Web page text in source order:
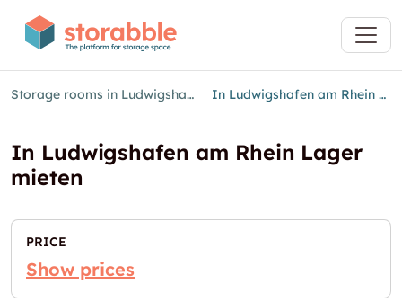
Storage rooms in Ludwigshafen am Rhein In Ludwigshafen am Rhein Lager mieten
In Ludwigshafen am Rhein Lager
mieten
PRICE
Show prices